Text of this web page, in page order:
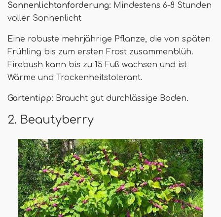
Sonnenlichtanforderung: Mindestens 6-8 Stunden
voller Sonnenlicht
Eine robuste mehrjährige Pflanze, die von späten
Frühling bis zum ersten Frost zusammenblüh.
Firebush kann bis zu 15 Fuß wachsen und ist
Wärme und Trockenheitstolerant.
Gartentipp: Braucht gut durchlässige Boden.
2. Beautyberry